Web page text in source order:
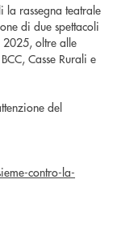
rassegna teatrale
di due spettacoli
oltre alle
Casse Rurali e
del
contro-la-